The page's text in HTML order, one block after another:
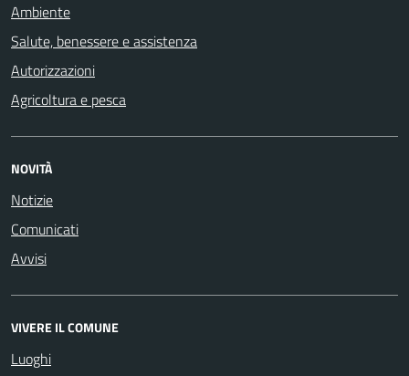
Ambiente
Salute, benessere e assistenza
Autorizzazioni
Agricoltura e pesca
NOVITÀ
Notizie
Comunicati
Avvisi
VIVERE IL COMUNE
Luoghi